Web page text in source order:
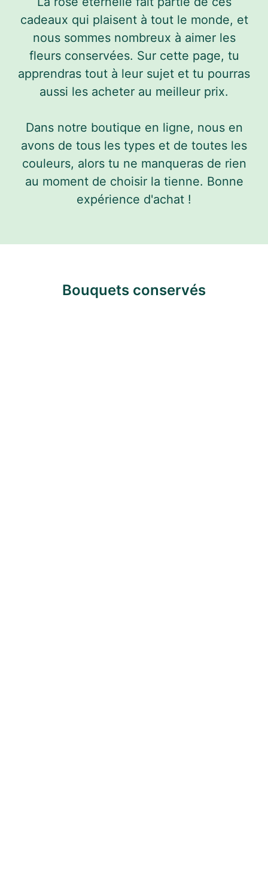
cadeaux qui plaisent à tout le monde, et
nous sommes nombreux à aimer les
fleurs conservées. Sur cette page, tu
apprendras tout à leur sujet et tu pourras
aussi les acheter au meilleur prix.
Dans notre boutique en ligne, nous en
avons de tous les types et de toutes les
couleurs, alors tu ne manqueras de rien
au moment de choisir la tienne. Bonne
expérience d'achat !
Bouquets conservés